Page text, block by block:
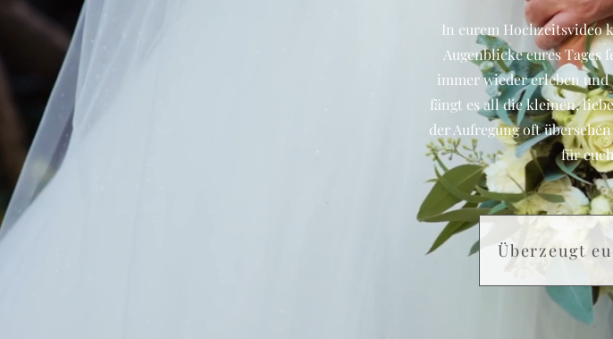
In eurem Hochzeitsvideo
Augenblicke eures Tages
immer wieder erleben
fängt es all die kleinen,
der Aufregung oft
für
Überzeugt